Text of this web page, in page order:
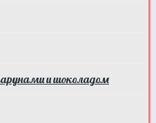
и шоколадом